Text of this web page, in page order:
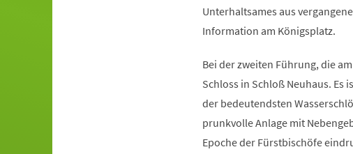
Unterhaltsames aus
Information am Königsplatz.
Bei der zweiten Führung, die
Schloss in Schloß Neuhaus. Es
der bedeutendsten
prunkvolle Anlage mit
Epoche der Fürstbischöfe